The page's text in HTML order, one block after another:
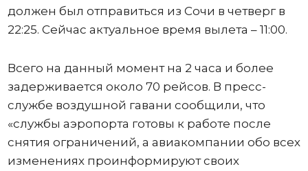
должен был отправиться из Сочи в четверг в
22:25. Сейчас актуальное время вылета – 11:00.
Всего на данный момент на 2 часа и более
задерживается около 70 рейсов. В пресс-
службе воздушной гавани сообщили, что
«службы аэропорта готовы к работе после
снятия ограничений, а авиакомпании обо всех
изменениях проинформируют своих